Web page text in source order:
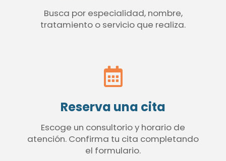
Busca por especialidad, nombre,
tratamiento o servicio que realiza.
Reserva una cita
Escoge un consultorio y horario de
atención. Confirma tu cita completando
el formulario.